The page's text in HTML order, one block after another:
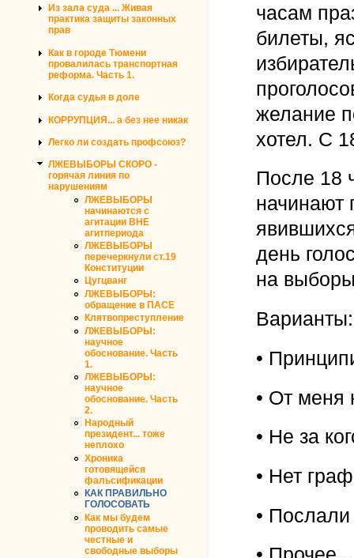
Из зала суда ... Живая
практика защиты законных
прав
Как в городе Тюмени
провалилась транспортная
реформа. Часть 1.
Когда судья в доле
КОРРУПЦИЯ... а без нее никак
Легко ли создать профсоюз?
ЛЖЕВЫБОРЫ СКОРО -
горячая линия по
нарушениям
ЛЖЕВЫБОРЫ
начинаются с
агитации ВНЕ
агитпериода
ЛЖЕВЫБОРЫ
перечеркнули ст.19
Конституции
Цугцванг
ЛЖЕВЫБОРЫ:
обращение в ПАСЕ
Клятвопреступление
ЛЖЕВЫБОРЫ:
научное
обоснование. Часть
1.
ЛЖЕВЫБОРЫ:
научное
обоснование. Часть
2.
Народный
президент... тоже
неплохо
Хроника
готовящейся
фальсификации
КАК ПРАВИЛЬНО
ГОЛОСОВАТЬ
Как мы будем
проводить самые
честные и
свободные выборы
часам
билеты,
желание
хотел. С
После 18
начинают
день
на
Варианты:
•
• От меня
• Не за
• Нет
•